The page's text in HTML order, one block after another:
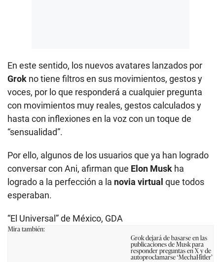
En este sentido, los nuevos avatares lanzados por
Grok no tiene filtros en sus movimientos, gestos y
voces, por lo que responderá a cualquier pregunta
con movimientos muy reales, gestos calculados y
hasta con inflexiones en la voz con un toque de
“sensualidad”.
Por ello, algunos de los usuarios que ya han logrado
conversar con Ani, afirman que Elon Musk ha
logrado a la perfección a la novia virtual que todos
esperaban.
“El Universal” de México, GDA
Mira también:
Grok dejará de basarse en las
publicaciones de Musk para
responder preguntas en X y de
autoproclamarse ‘MechaHitler’